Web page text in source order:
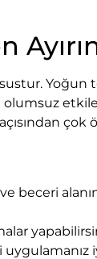
olumsuz
çok
beceri